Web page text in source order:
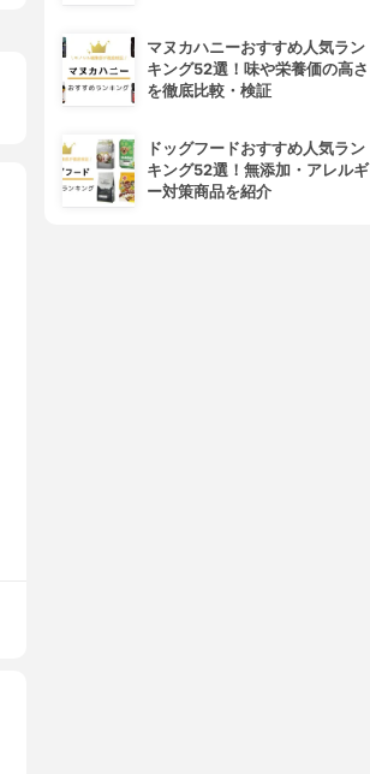
マヌカハニーおすすめ人気ラン
キング52選！味や栄養価の高さ
を徹底比較・検証
ドッグフードおすすめ人気ラン
キング52選！無添加・アレルギ
ー対策商品を紹介